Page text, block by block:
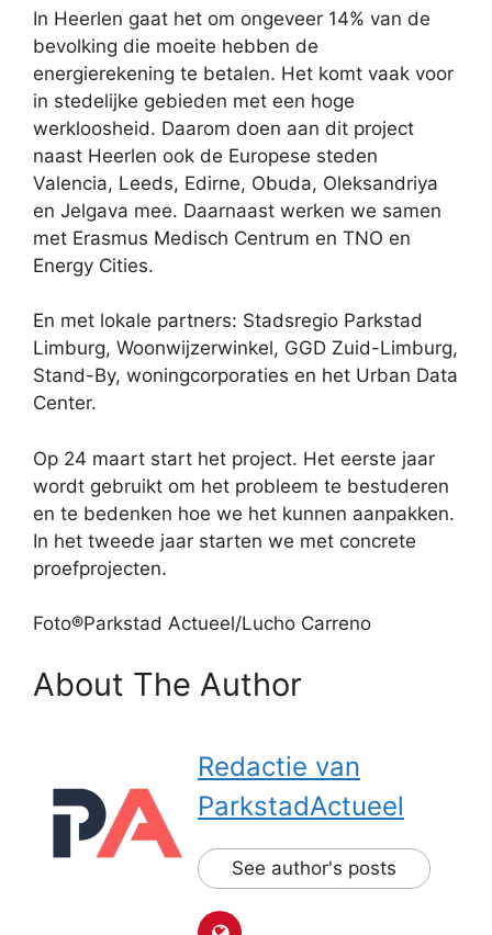
In Heerlen gaat het om ongeveer 14% van de
bevolking die moeite hebben de
energierekening te betalen. Het komt vaak voor
in stedelijke gebieden met een hoge
werkloosheid. Daarom doen aan dit project
naast Heerlen ook de Europese steden
Valencia, Leeds, Edirne, Obuda, Oleksandriya
en Jelgava mee. Daarnaast werken we samen
met Erasmus Medisch Centrum en TNO en
Energy Cities.
En met lokale partners: Stadsregio Parkstad
Limburg, Woonwijzerwinkel, GGD Zuid-Limburg,
Stand-By, woningcorporaties en het Urban Data
Center.
Op 24 maart start het project. Het eerste jaar
wordt gebruikt om het probleem te bestuderen
en te bedenken hoe we het kunnen aanpakken.
In het tweede jaar starten we met concrete
proefprojecten.
Foto®Parkstad Actueel/Lucho Carreno
About The Author
Redactie van
ParkstadActueel
See author's posts